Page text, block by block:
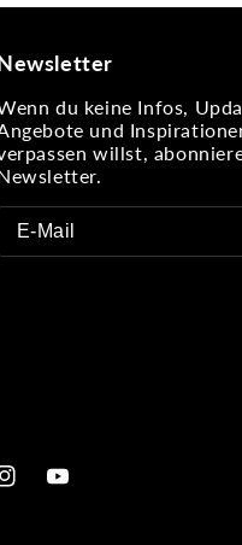
du keine Infos,
und
willst,
YouTube